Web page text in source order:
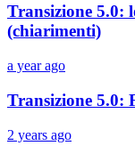
Transizione 5.0:
(chiarimenti)
a year ago
Transizione 5.0:
2 years ago